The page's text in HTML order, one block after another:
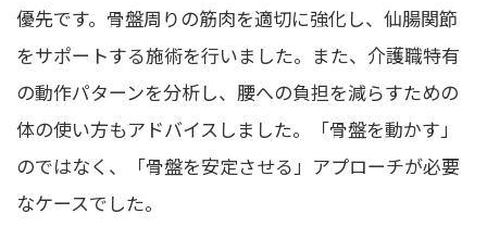
優先です。骨盤周りの筋肉を適切に強化し、仙腸関節
をサポートする施術を行いました。また、介護職特有
の動作パターンを分析し、腰への負担を減らすための
体の使い方もアドバイスしました。「骨盤を動かす」
のではなく、「骨盤を安定させる」アプローチが必要
なケースでした。